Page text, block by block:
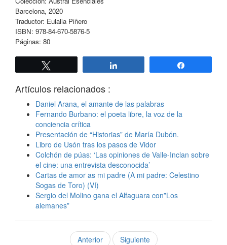
Barcelona, 2020
Traductor: Eulalia Piñero
ISBN: 978-84-670-5876-5
Páginas: 80
Artículos relacionados :
Daniel Arana, el amante de las palabras
Fernando Burbano: el poeta libre, la voz de la
conciencia crítica
Presentación de “Historias” de María Dubón.
Libro de Usón tras los pasos de Vidor
Colchón de púas: ‘Las opiniones de Valle-Inclan sobre
el cine: una entrevista desconocida’
Cartas de amor as mi padre (A mi padre: Celestino
Sogas de Toro) (VI)
Sergio del Molino gana el Alfaguara con”Los
alemanes”
Anterior Siguiente